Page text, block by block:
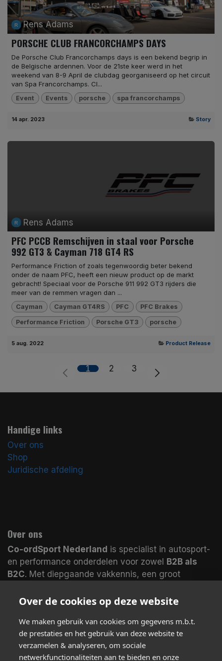
Over de cookies op deze website
We maken gebruik van cookies om gegevens m.b.t.
de prestaties en het gebruik van deze website te
verzamelen & analyseren, om sociale
netwerkfunctionaliteiten aan te bieden en onze
Rens Adams
PORSCHE CLUB FRANCORCHAMPS DAYS
De Porsche Club Francorchamps days is een bekend begrip in
de Belgische ardennen. Voor de 21ste keer werd in het
weekend van 8-9 April de clubdag georganiseerd op het circuit
van Spa Francorchamps. Cl...
Event Events porsche spa francorchamps
14 apr. 2023 Story
Rens Adams
PFC PCCB Remschijven in staal voor Porsche
992 GT3 & Cayman 718 GT4 RS
Performance Friction of zoals tegenwoordig beter bekend
onder de naam PFC, heeft een nieuw product op de markt
gebracht! Speciaal voor de Porsche 911 992 GT3 rijders die
meer van de remmen vragen dan ...
Cayman Cayman GT4RS PFC PFC Brakes
Performance Friction Porsche GT3 porsche
5 aug. 2022 Product Release
1 2 3
Handige links
Over ons
Shop
Juridische afdeling
Over ons
Co-ordSport Nederland is specialist in autosport-
en performance onderdelen voor zowel
B2B als
B2C. Met diepgaande vakkennis, een groot
VKleveren wij veel productendirect uit voorraad
Volg ons